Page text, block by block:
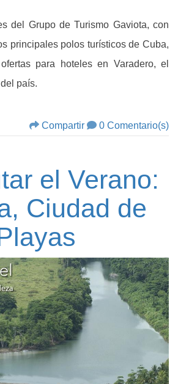
del Grupo de Turismo Gaviota, con
principales polos turísticos de Cuba,
para hoteles en Varadero, el
país.
Compartir 0 Comentario(s)
el Verano:
Ciudad de